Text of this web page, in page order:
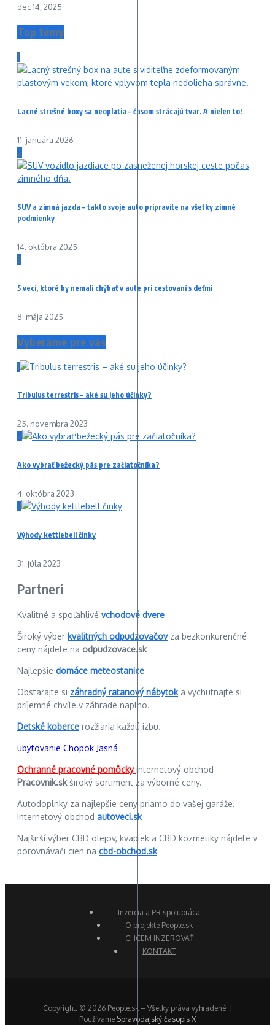
dec 14, 2025
Top témy
1
Lacné strešné boxy sa neoplatia – časom strácajú tvar. A nielen to!
11. januára 2026
2
SUV a zimná jazda – takto svoje auto pripravíte na všetky zimné
podmienky
14. októbra 2025
3
5 vecí, ktoré by nemali chýbať v aute pri cestovaní s deťmi
8. mája 2025
Vyberáme pre vás
1
Tribulus terrestris – aké su jeho účinky?
25. novembra 2023
2
Ako vybrať bežecký pás pre začiatočníka?
4. októbra 2023
3
Výhody kettlebell činky
31. júla 2023
Partneri
Kvalitné a spoľahlivé vchodové dvere
Široký výber kvalitných odpudzovačovza bezkonkurenčné
ceny nájdete na odpudzovace.sk
Najlepšie domáce meteostanice
Obstarajte si záhradný ratanový nábytoka vychutnajte si
príjemné chvíle v záhrade naplno.
Detské koberce rozžiaria každú izbu.
ubytovanie Chopok Jasná
Ochranné pracovné pomôckyinternetový obchod
Pracovnik.skširoký sortiment za výborné ceny.
Autodoplnky za najlepšie ceny priamo do vašej garáže.
Internetový obchod autoveci.sk
Najširší výber CBD olejov, kvapiek a CBD kozmetiky nájdete v
porovnávači cien na cbd-obchod.sk
Inzercia a PR spolupráca
O projekte People.sk
CHCEM INZEROVAŤ
KONTAKT
Copyright: © 2026 People.sk – Všetky práva vyhradené. |
Používame Spravodajský časopis X